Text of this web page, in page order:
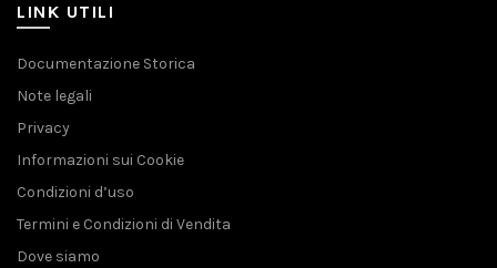
LINK UTILI
Documentazione Storica
Note legali
Privacy
Informazioni sui Cookie
Condizioni d’uso
Termini e Condizioni di Vendita
Dove siamo